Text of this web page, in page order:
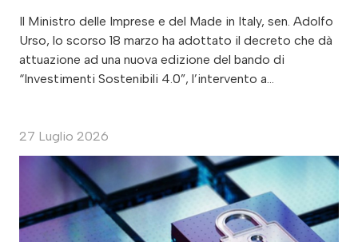
Il Ministro delle Imprese e del Made in Italy, sen. Adolfo
Urso, lo scorso 18 marzo ha adottato il decreto che dà
attuazione ad una nuova edizione del bando di
“Investimenti Sostenibili 4.0”, l’intervento a…
27 Luglio 2026